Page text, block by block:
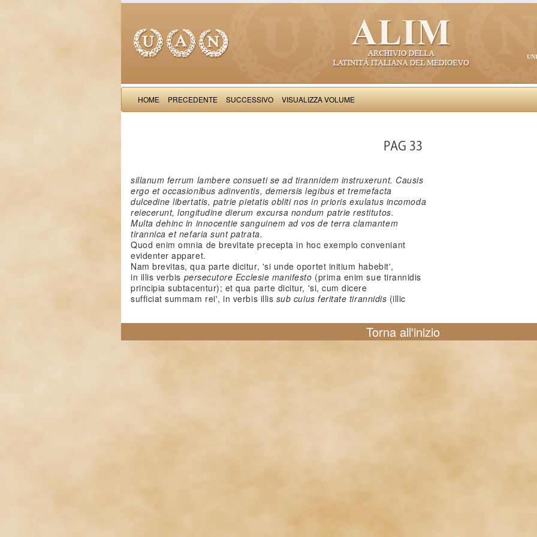
HOME PRECEDENTE SUCCESSIVO VISUALIZZA VOLUME
PAG 33
sillanum ferrum lambere consueti se ad tirannidem instruxerunt. Causis
ergo et occasionibus adinventis, demersis legibus et tremefacta
dulcedine libertatis, patrie pietatis obliti nos in prioris exulatus incomoda
reiecerunt, longitudine dierum excursa nondum patrie restitutos.
Multa dehinc in innocentie sanguinem ad vos de terra clamantem
tirannica et nefaria sunt patrata.
Quod enim omnia de brevitate precepta in hoc exemplo conveniant
evidenter apparet.
Nam brevitas, qua parte dicitur, 'si unde oportet initium habebit',
in illis verbis persecutore Ecclesie manifesto (prima enim sue tirannidis
principia subtacentur); et qua parte dicitur, 'si, cum dicere
sufficiat summam rei', in verbis illis sub cuius feritate tirannidis (illic
Torna all'inizio